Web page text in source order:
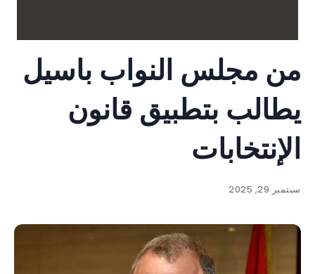
من مجلس النواب باسيل
يطالب بتطبيق قانون
الإنتخابات
سبتمبر 29, 2025